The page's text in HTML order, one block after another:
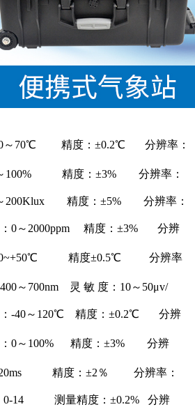
～70℃ 精度：±0.2℃ 分辨率：
100% 精度：±3% 分辨率：
200Klux 精度：±5% 分辨率：
0～2000ppm 精度：±3% 分辨
精度±0.5℃ 分辨率
～700nm 灵 敏 度：10～50μv/
-40～120℃ 精度：±0.2℃ 分辨
0～100% 精度：±3% 分辨
20ms 精度：±2％ 分辨率：
0-14 测量精度：±0.2% 分辨